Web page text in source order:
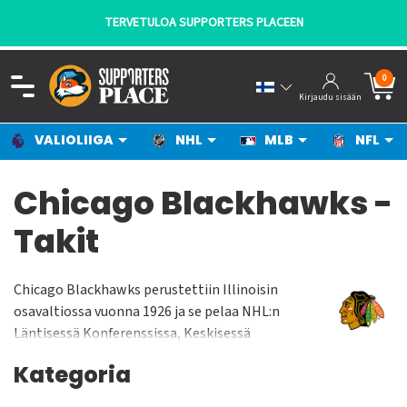
TERVETULOA SUPPORTERS PLACEEN
Kirjaudu sisään
0
VALIOLIIGA NHL MLB NFL
Chicago Blackhawks -
Takit
Chicago Blackhawks perustettiin Illinoisin
osavaltiossa vuonna 1926 ja se pelaa NHL:n
Läntisessä Konferenssissa, Keskisessä
kotiottelunsa United Centerissä jonka
Kategoria